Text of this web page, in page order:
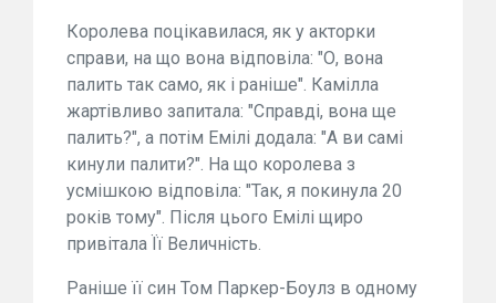
Королева поцікавилася, як у акторки
справи, на що вона відповіла: "О, вона
палить так само, як і раніше". Камілла
жартівливо запитала: "Справді, вона ще
палить?", а потім Емілі додала: "А ви самі
кинули палити?". На що королева з
усмішкою відповіла: "Так, я покинула 20
років тому". Після цього Емілі щиро
привітала Її Величність.
Раніше її син Том Паркер-Боулз в одному